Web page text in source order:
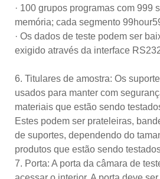
· 100 grupos programas com 999
memória; cada segmento
· Os dados de teste podem ser
exigido através da interface
6. Titulares de amostra: Os
usados ​​para manter com
materiais que estão sendo
Estes podem ser prateleiras,
de suportes, dependendo do
produtos que estão sendo
7. Porta: A porta da câmara de